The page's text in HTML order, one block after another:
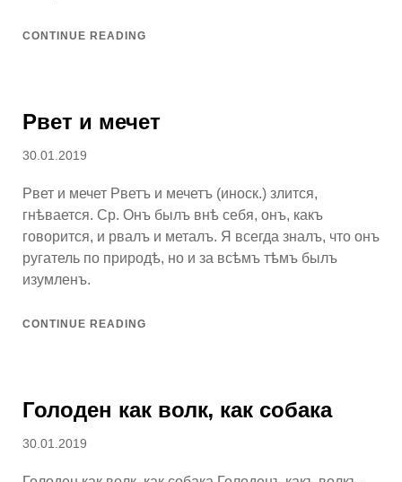
CONTINUE READING
Рвет и мечет
Posted
30.01.2019
Рвет и мечет Рветъ и мечетъ (иноск.) злится,
гнѣвается. Ср. Онъ былъ внѣ себя, онъ, какъ
говорится, и рвалъ и металъ. Я всегда зналъ, что онъ
ругатель по природѣ, но и за всѣмъ тѣмъ былъ
изумленъ.
CONTINUE READING
Голоден как волк, как собака
Posted
30.01.2019